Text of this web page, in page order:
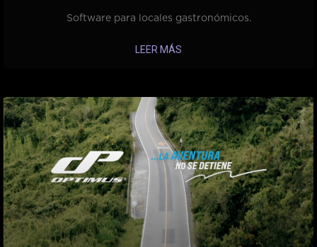
Software para locales gastronómicos.
LEER MÁS